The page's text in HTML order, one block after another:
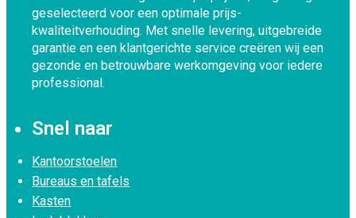
geselecteerd voor een optimale prijs-
kwaliteitverhouding. Met snelle levering, uitgebreide
garantie en een klantgerichte service creëren wij een
gezonde en betrouwbare werkomgeving voor iedere
professional.
Snel naar
Kantoorstoelen
Bureaus en tafels
Kasten